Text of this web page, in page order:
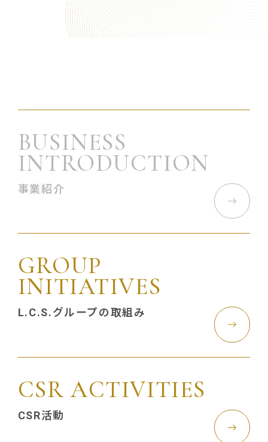
BUSINESS
INTRODUCTION
事業紹介
GROUP
INITIATIVES
L.C.S.グループの取組み
CSR ACTIVITIES
CSR活動